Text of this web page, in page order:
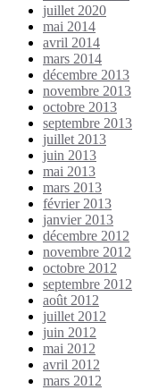
juillet 2020
mai 2014
avril 2014
mars 2014
décembre 2013
novembre 2013
octobre 2013
septembre 2013
juillet 2013
juin 2013
mai 2013
mars 2013
février 2013
janvier 2013
décembre 2012
novembre 2012
octobre 2012
septembre 2012
août 2012
juillet 2012
juin 2012
mai 2012
avril 2012
mars 2012